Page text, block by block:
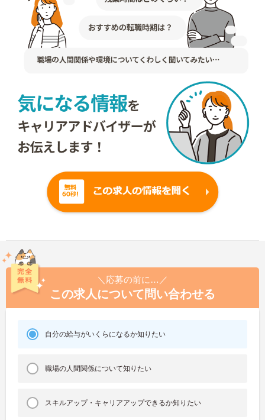
＼応募の前に…／
この求人について問い合わせる
自分の給与がいくらになるか知りたい
職場の人間関係について知りたい
スキルアップ・キャリアアップできるか知りたい